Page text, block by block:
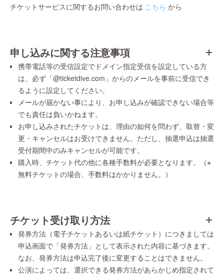
チケットサービスに関するお問い合わせは こちら から
申し込みに関する注意事項
携帯電話等の受信設定でドメイン指定受信を設定している方
は、必ず「@ticketdive.com」からのメールを事前に受信でき
るように設定してください。
メールが届かない事により、お申し込みが確認できない場合等
でも責任は負いかねます。
お申し込みされたチケットは、理由の如何を問わず、取替・変
更・キャンセルはお受けできません。ただし、抽選申込は抽選
受付期間中のみキャンセルが可能です。
購入時、チケット代の他に各種手数料が必要となります。（※
無料チケットの場合、手数料はかかりません。）
チケット受け取り方法
発券方法（電子チケットあるいは紙チケット）につきましては
申込画面で「発券方法」として表示された内容に基づきます。
なお、発券方法は申込完了後に変更することはできません。
公演によっては、選択できる発券方法があらかじめ指定されて